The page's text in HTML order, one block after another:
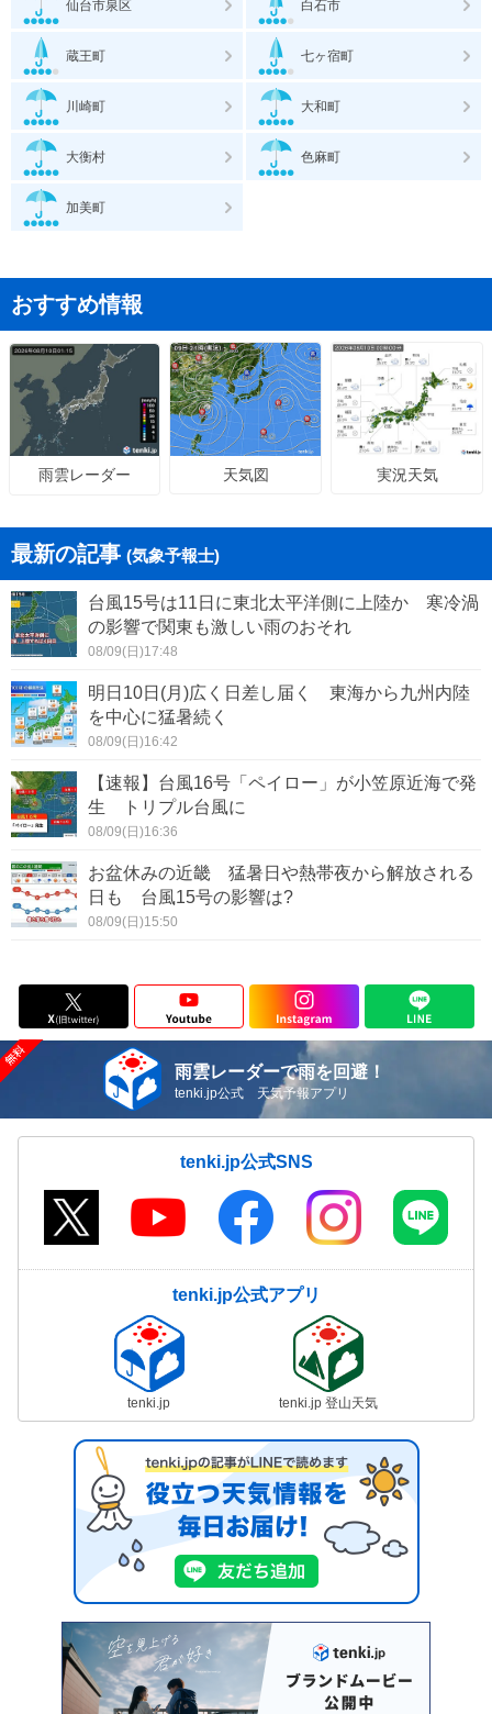
仙台市泉区 白石市
蔵王町 七ヶ宿町
川崎町 大和町
大衡村 色麻町
加美町
おすすめ情報
雨雲レーダー 天気図 実況天気
最新の記事 (気象予報士)
台風15号は11日に東北太平洋側に上陸か 寒冷渦
の影響で関東も激しい雨のおそれ
08/09(日)17:48
明日10日(月)広く日差し届く 東海から九州内陸
を中心に猛暑続く
08/09(日)16:42
【速報】台風16号「ペイロー」が小笠原近海で発
生 トリプル台風に
08/09(日)16:36
お盆休みの近畿 猛暑日や熱帯夜から解放される
日も 台風15号の影響は?
08/09(日)15:50
雨雲レーダーで雨を回避！
tenki.jp公式 天気予報アプリ
tenki.jp公式SNS
tenki.jp公式アプリ
tenki.jp tenki.jp 登山天気